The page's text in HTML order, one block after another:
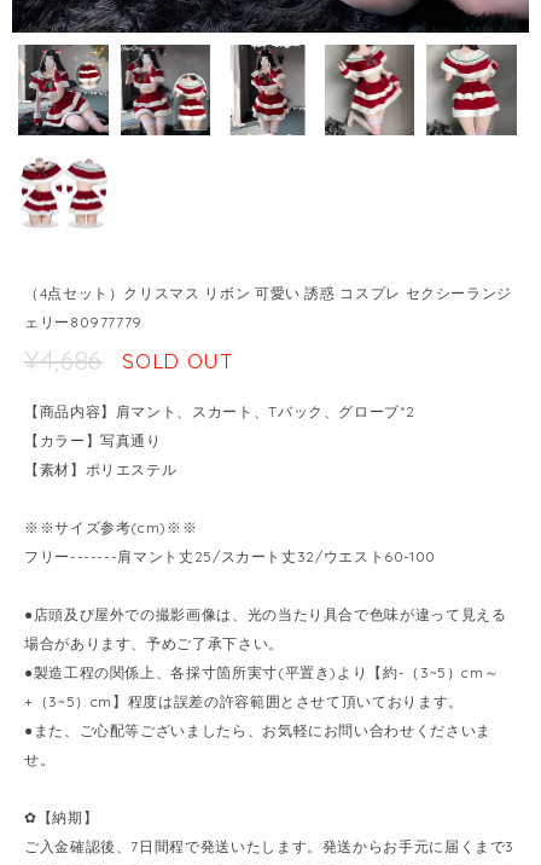
（4点セット）クリスマス リボン 可愛い 誘惑 コスプレ セクシーランジ
ェリー80977779
¥4,686 SOLD OUT
【商品内容】肩マント、スカート、Tバック、グローブ*2
【カラー】写真通り
【素材】ポリエステル
※※サイズ参考(cm)※※
フリー-------肩マント丈25/スカート丈32/ウエスト60-100
●店頭及び屋外での撮影画像は、光の当たり具合で色味が違って見える
場合があります、予めご了承下さい。
●製造工程の関係上、各採寸箇所実寸(平置き)より【約-（3~5）cm～
+（3~5）cm】程度は誤差の許容範囲とさせて頂いております。
●また、ご心配等ございましたら、お気軽にお問い合わせくださいま
せ。
✿【納期】
ご入金確認後、7日間程で発送いたします。発送からお手元に届くまで3